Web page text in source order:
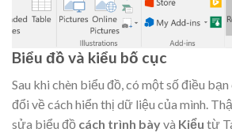
Biểu đồ và kiểu bố cục
Sau khi chèn biểu đồ, có một số điều
đổi về cách hiển thị dữ liệu của mình.
sửa biểu đồ cách trình bàyvà Kiểu từ